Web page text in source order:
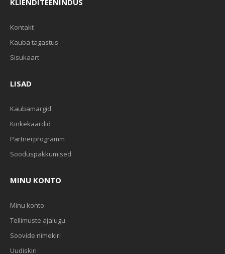
KLIENDITEENINDUS
Kontakt
Kauba tagastus
Sisukaart
LISAD
Kaubamärgid
Kinkekaardid
Partnerprogramm
Sooduspakkumised
MINU KONTO
Minu konto
Tellimuste ajalugu
Soovide nimekiri
Uudiskiri